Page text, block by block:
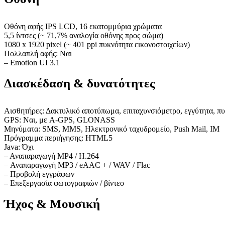
Οθόνη αφής IPS LCD, 16 εκατομμύρια χρώματα
5,5 ίντσες (~ 71,7% αναλογία οθόνης προς σώμα)
1080 x 1920 pixel (~ 401 ppi πυκνότητα εικονοστοιχείων)
Πολλαπλή αφής: Ναι
– Emotion UI 3.1
Διασκέδαση & δυνατότητες
Αισθητήρες: Δακτυλικό αποτύπωμα, επιταχυνσιόμετρο, εγγύτητα,
GPS: Ναι, με A-GPS, GLONASS
Μηνύματα: SMS, MMS, Ηλεκτρονικό ταχυδρομείο, Push Mail, IM
Πρόγραμμα περιήγησης: HTML5
Java: Όχι
– Αναπαραγωγή MP4 / H.264
– Αναπαραγωγή MP3 / eAAC + / WAV / Flac
– Προβολή εγγράφων
– Επεξεργασία φωτογραφιών / βίντεο
Ήχος & Μουσική